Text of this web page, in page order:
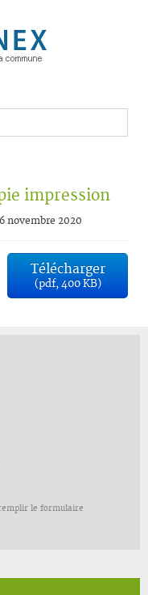
impression
novembre 2020
Télécharger
(pdf,400 KB)
le formulaire